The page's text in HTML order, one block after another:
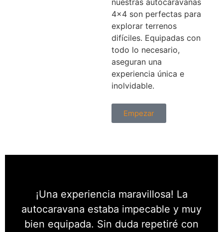
nuestras autocaravanas
4x4 son perfectas para
explorar terrenos
difíciles. Equipadas con
todo lo necesario,
aseguran una
experiencia única e
inolvidable.
Empezar
¡Una experiencia maravillosa! La
autocaravana estaba impecable y muy
bien equipada. Sin duda repetiré con